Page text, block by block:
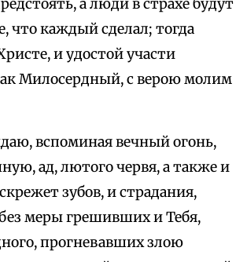
а люди в страхе будут
что каждый сделал; тогда
и удостой участи
Милосердный, с верою молим
вспоминая вечный огонь,
ад, лютого червя, а также и
зубов, и страдания,
меры грешивших и Тебя,
прогневавших злою